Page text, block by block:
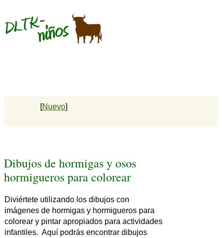
[Nuevo]
Dibujos de hormigas y osos
hormigueros para colorear
Diviértete utilizando los dibujos con
imágenes de hormigas y hormigueros para
colorear y pintar apropiados para actividades
infantiles. Aquí podrás encontrar dibujos